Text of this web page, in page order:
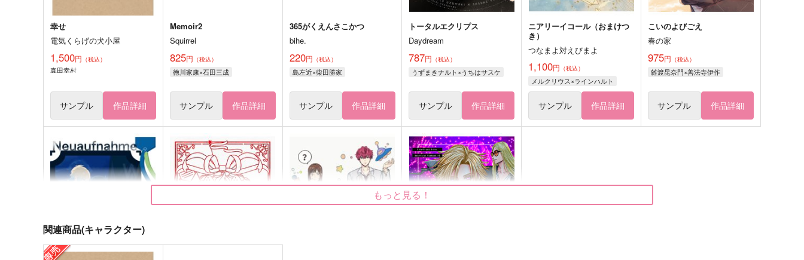
幸せ
電気くらげの犬小屋
1,500円 （税込）
真田幸村
サンプル 作品詳細
Memoir2
Squirrel
825円 （税込）
徳川家康×石田三成
サンプル 作品詳細
365がくえんさこかつ
bihe.
220円 （税込）
島左近×柴田勝家
サンプル 作品詳細
トータルエクリプス
Daydream
787円 （税込）
うずまきナルト×うちはサスケ
サンプル 作品詳細
ニアリーイコール（おまけつ
き）
つなまよ対えびまよ
1,100円 （税込）
メルクリウス×ラインハルト
サンプル 作品詳細
こいのよびごえ
春の家
975円 （税込）
雑渡昆奈門×善法寺伊作
サンプル 作品詳細
もっと見る！
関連商品(キャラクター)